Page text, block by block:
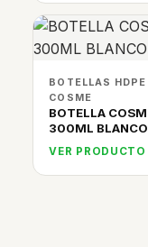
BOTELLAS HDPE
COSME
BOTELLA
300ML BLANCO
VER